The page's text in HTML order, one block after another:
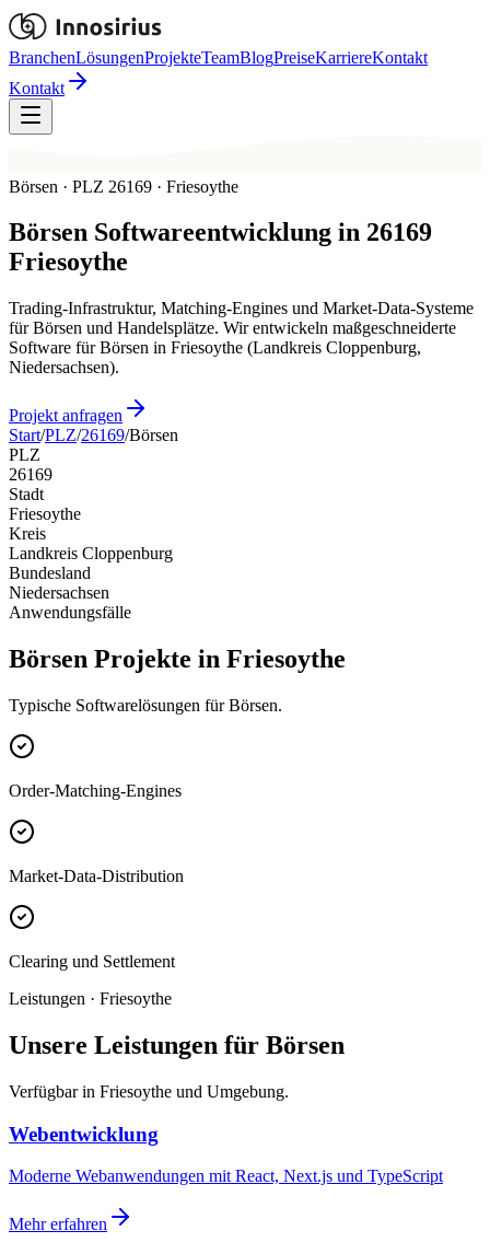
BranchenLösungenProjekteTeamBlogPreiseKarriereKontakt
Kontakt
Börsen · PLZ 26169 · Friesoythe
Börsen Softwareentwicklung in 26169
Friesoythe
Trading-Infrastruktur, Matching-Engines und Market-Data-Systeme
für Börsen und Handelsplätze. Wir entwickeln maßgeschneiderte
Software für Börsen in Friesoythe (Landkreis Cloppenburg,
Niedersachsen).
Projekt anfragen
Start/PLZ/26169/Börsen
PLZ
26169
Stadt
Friesoythe
Kreis
Landkreis Cloppenburg
Bundesland
Niedersachsen
Anwendungsfälle
Börsen Projekte in Friesoythe
Typische Softwarelösungen für Börsen.
Order-Matching-Engines
Market-Data-Distribution
Clearing und Settlement
Leistungen · Friesoythe
Unsere Leistungen für Börsen
Verfügbar in Friesoythe und Umgebung.
Webentwicklung
Moderne Webanwendungen mit React, Next.js und TypeScript
Mehr erfahren